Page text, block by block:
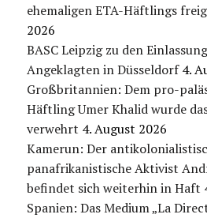
ehemaligen ETA-Häftlings
2026
BASC Leipzig zu den
Angeklagten in Düsseldorf 4.
Großbritannien: Dem pro-
Häftling Umer Khalid wurde
verwehrt 4. August 2026
Kamerun: Der
panafrikanistische Aktivist
befindet sich weiterhin in Haft
Spanien: Das Medium „La